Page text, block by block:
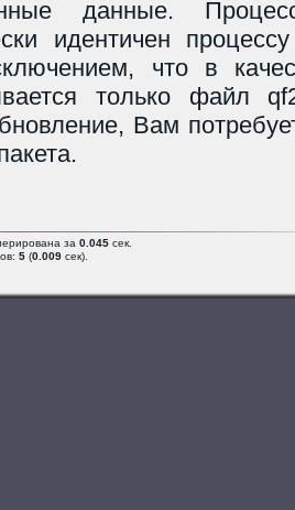
данные.
идентичен
что в
только файл
Вам
за 0.045 сек.
5 (0.009 сек).